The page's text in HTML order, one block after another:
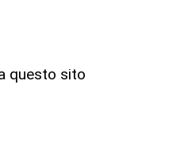
questo sito